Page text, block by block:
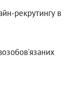
рекрутингу в